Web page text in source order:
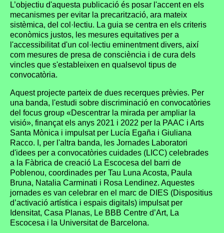
L’objectiu d'aquesta publicació és posar l'accent en els
mecanismes per evitar la precarització, ara mateix
sistèmica, del col·lectiu. La guia se centra en els criteris
econòmics justos, les mesures equitatives per a
l'accessibilitat d'un col·lectiu eminentment divers, així
com mesures de presa de consciència i de cura dels
vincles que s'estableixen en qualsevol tipus de
convocatòria.
Aquest projecte parteix de dues recerques prèvies. Per
una banda, l'estudi sobre discriminació en convocatòries
del focus group «Descentrar la mirada per ampliar la
visió», finançat els anys 2021 i 2022 per la PAAC i Arts
Santa Mònica i impulsat per Lucía Egaña i Giuliana
Racco. I, per l'altra banda, les Jornades Laboratori
d'idees per a convocatòries cuidades (LICC) celebrades
a la Fàbrica de creació La Escocesa del barri de
Poblenou, coordinades per Tau Luna Acosta, Paula
Bruna, Natalia Carminati i Rosa Lendinez. Aquestes
jornades es van celebrar en el marc de DIES (Dispositius
d’activació artística i espais digitals) impulsat per
Idensitat, Casa Planas, Le BBB Centre d’Art, La
Escocesa i la Universitat de Barcelona.